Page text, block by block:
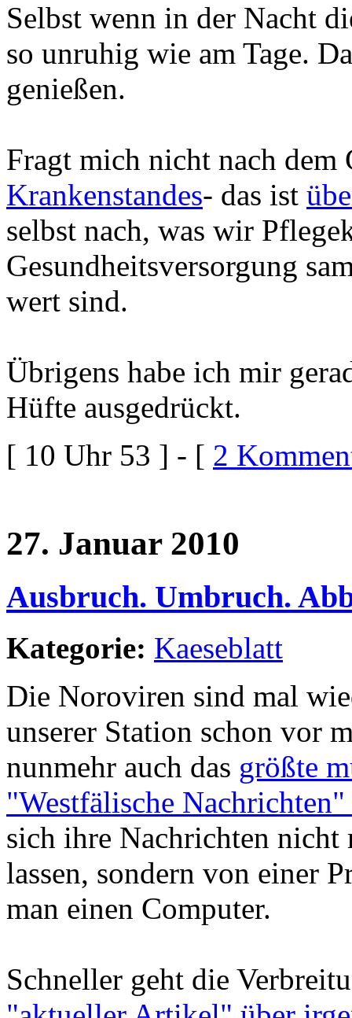
Selbst wenn in der Nacht
so unruhig wie am Tage.
genießen.
Fragt mich nicht nach dem
Krankenstandes- das ist
selbst nach, was wir
Gesundheitsversorgung
wert sind.
Übrigens habe ich mir
Hüfte ausgedrückt.
[ 10 Uhr 53 ] - [ 2
27. Januar 2010
Ausbruch. Umbruch.
Kategorie: Kaeseblatt
Die Noroviren sind mal
unserer Station schon vor
nunmehr auch das größte
"Westfälische Nachrichten"
sich ihre Nachrichten
lassen, sondern von einer
man einen Computer.
Schneller geht die